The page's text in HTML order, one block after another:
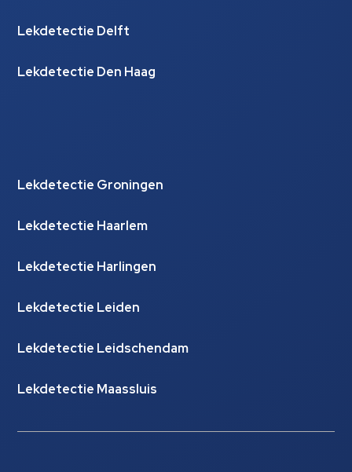
Lekdetectie Delft
Lekdetectie Den Haag
Lekdetectie Groningen
Lekdetectie Haarlem
Lekdetectie Harlingen
Lekdetectie Leiden
Lekdetectie Leidschendam
Lekdetectie Maassluis